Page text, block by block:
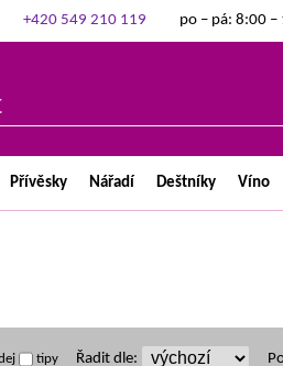
+420 549 210 119 po – pá: 8:00 –
Přívěsky Nářadí Deštníky Víno
tipy Řadit dle: